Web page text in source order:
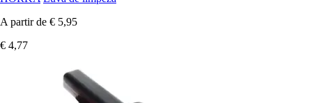
A partir de € 5,95
€ 4,77